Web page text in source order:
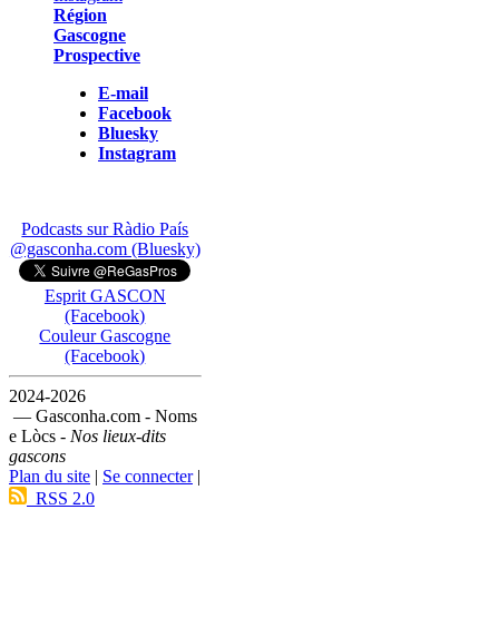
Région
Gascogne
Prospective
E-mail
Facebook
Bluesky
Instagram
Podcasts sur Ràdio País
@gasconha.com (Bluesky)
Esprit GASCON
(Facebook)
Couleur Gascogne
(Facebook)
2024-2026
— Gasconha.com - Noms
e Lòcs - Nos lieux-dits
gascons
Plan du site | Se connecter|
RSS 2.0